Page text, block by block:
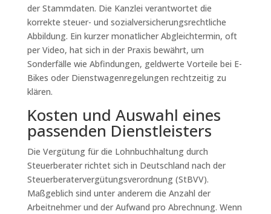
der Stammdaten. Die Kanzlei verantwortet die
korrekte steuer- und sozialversicherungsrechtliche
Abbildung. Ein kurzer monatlicher Abgleichtermin, oft
per Video, hat sich in der Praxis bewährt, um
Sonderfälle wie Abfindungen, geldwerte Vorteile bei E-
Bikes oder Dienstwagenregelungen rechtzeitig zu
klären.
Kosten und Auswahl eines
passenden Dienstleisters
Die Vergütung für die Lohnbuchhaltung durch
Steuerberater richtet sich in Deutschland nach der
Steuerberatervergütungsverordnung (StBVV).
Maßgeblich sind unter anderem die Anzahl der
Arbeitnehmer und der Aufwand pro Abrechnung. Wenn